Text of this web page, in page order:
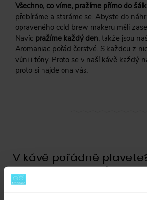
Všechno, co víme, pražíme přímo do
přebíráme a staráme se. Abyste do
opraveného cold brew makeru měli
Navíc pražíme každý den, takže jsou
Aromaniac pořád čerstvé. S každou z
vůni i tóny. Proto se v naší kávě každý
proto si najde ona vás.
V kávě pořádně
vám